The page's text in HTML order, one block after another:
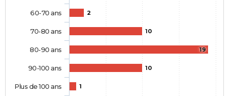
2
10
19
10
1
60-70 ans
70-80 ans
80-90 ans
90-100 ans
Plus de 100 ans